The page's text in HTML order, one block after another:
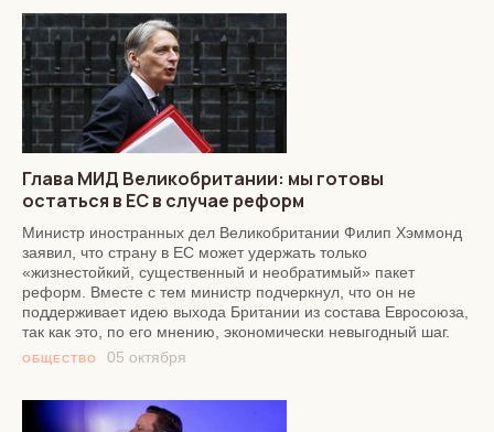
Глава МИД Великобритании: мы готовы
остаться в ЕС в случае реформ
Министр иностранных дел Великобритании Филип Хэммонд
заявил, что страну в ЕС может удержать только
«жизнестойкий, существенный и необратимый» пакет
реформ. Вместе с тем министр подчеркнул, что он не
поддерживает идею выхода Британии из состава Евросоюза,
так как это, по его мнению, экономически невыгодный шаг.
ОБЩЕСТВО 05 октября